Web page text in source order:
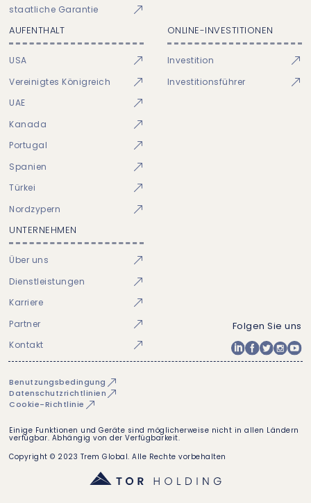
staatliche Garantie
AUFENTHALT
USA
Vereinigtes Königreich
UAE
Kanada
Portugal
Spanien
Türkei
Nordzypern
ONLINE-INVESTITIONEN
Investition
Investitionsführer
UNTERNEHMEN
Über uns
Dienstleistungen
Karriere
Partner
Kontakt
Folgen Sie uns
Benutzungsbedingung
Datenschutzrichtlinien
Cookie-Richtlinie
Einige Funktionen und Geräte sind möglicherweise nicht in allen Ländern
verfügbar. Abhängig von der Verfügbarkeit.
Copyright © 2023 Trem Global. Alle Rechte vorbehalten